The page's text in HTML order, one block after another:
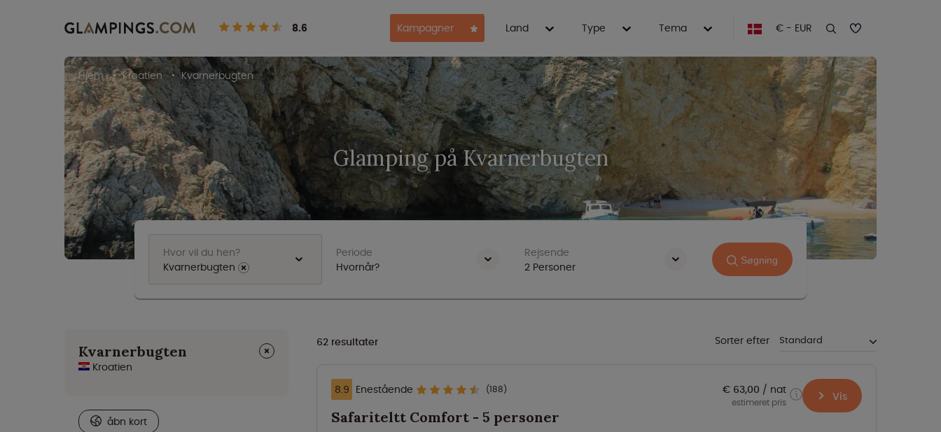
8.6 Kampagner Land Type Tema € - EUR
Hjem Kroatien Kvarnerbugten
Glamping på Kvarnerbugten
Hvor vil du hen?
Kvarnerbugten ⨯
Periode
Hvornår?
Rejsende
2 Personer Søgning
Sorter efter
Kvarnerbugten ⨯
Kroatien
åbn kort
62 resultater
8.9 Enestående (188)
Safariteltt Comfort - 5 personer
€ 63,00 nat
estimeret pris Vis